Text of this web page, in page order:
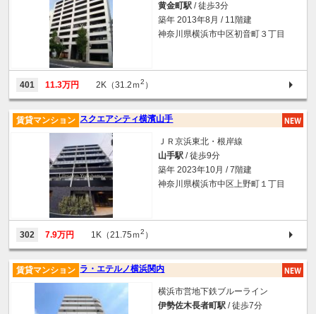
黄金町駅 / 徒歩3分
築年 2013年8月 / 11階建
神奈川県横浜市中区初音町３丁目
401 11.3万円 2K（31.2ｍ2 ）
スクエアシティ横濱山手
賃貸マンション
ＪＲ京浜東北・根岸線
山手駅 / 徒歩9分
築年 2023年10月 / 7階建
神奈川県横浜市中区上野町１丁目
302 7.9万円 1K（21.75ｍ2 ）
ラ・エテルノ横浜関内
賃貸マンション
横浜市営地下鉄ブルーライン
伊勢佐木長者町駅 / 徒歩7分